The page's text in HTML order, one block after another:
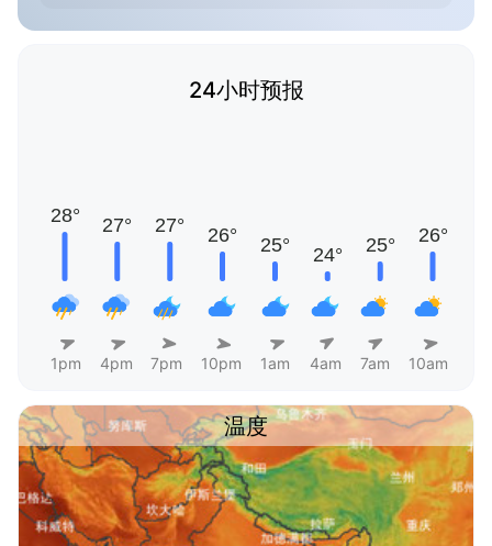
24小时预报
1pm 4pm 7pm 10pm 1am 4am 7am 10am
温度